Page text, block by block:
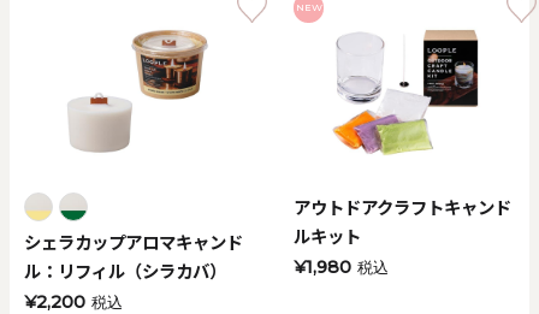
シェラカップアロマキャンド
ル：リフィル（シラカバ）
¥2,200 税込
NEW
アウトドアクラフトキャンド
ルキット
¥1,980 税込